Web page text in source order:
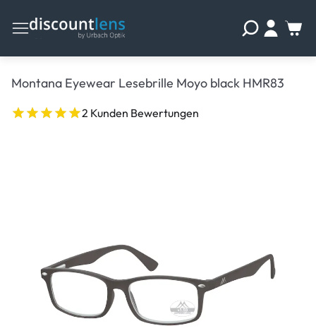
Montana Eyewear Lesebrille Moyo black HMR83
2 Kunden Bewertungen